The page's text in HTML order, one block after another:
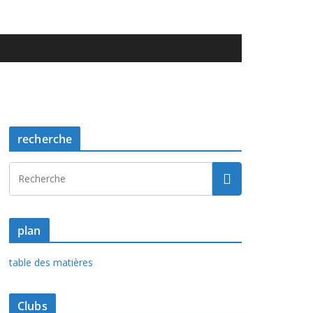
recherche
plan
table des matières
Clubs